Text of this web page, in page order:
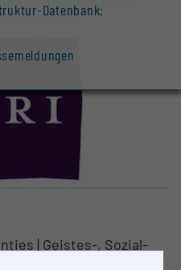
Datenbank:
| Geistes-, Sozial-